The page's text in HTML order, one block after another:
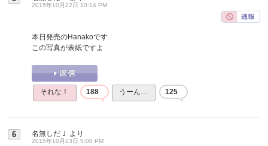
2015年10月22日 10:14 PM
本日発売のHanakoです
この写真が表紙ですよ
それな！ 188 うーん… 125
6 名無しだＪ より
2015年10月23日 5:00 PM